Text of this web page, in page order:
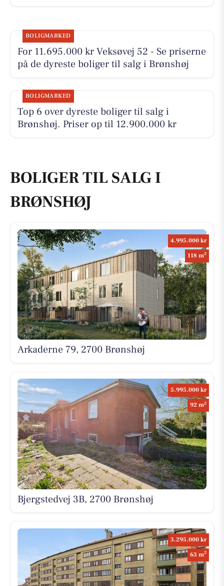
BOLIGMARKED
For 11.695.000 kr Veksøvej 52 - Se priserne
på de dyreste boliger til salg i Brønshøj
BOLIGMARKED
Top 6 over dyreste boliger til salg i
Brønshøj. Priser op til 12.900.000 kr
BOLIGER TIL SALG I
BRØNSHØJ
4.995.000 kr
118 m2
Arkaderne 79, 2700 Brønshøj
5.995.000 kr
92 m2
Bjergstedvej 3B, 2700 Brønshøj
3.295.000 kr
63 m2